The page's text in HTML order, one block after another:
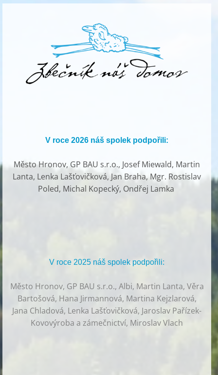
V roce 2026 náš spolek podpořili:
Město Hronov, GP BAU s.r.o., Josef Miewald, Martin
Lanta, Lenka Lašťovičková, Jan Braha, Mgr. Rostislav
Poled, Michal Kopecký, Ondřej Lamka
V roce 2025 náš spolek podpořili:
Město Hronov, GP BAU s.r.o., Albi, Martin Lanta, Věra
Bartošová, Hana Jirmannová, Martina Kejzlarová,
Jana Chladová, Lenka Lašťovičková, Jaroslav Pařízek-
Kovovýroba a zámečnictví, Miroslav Vlach